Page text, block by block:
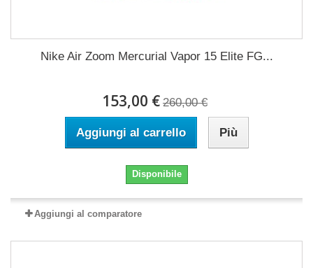
Nike Air Zoom Mercurial Vapor 15 Elite FG...
153,00 € 260,00 €
Aggiungi al carrello Più
Disponibile
Aggiungi al comparatore